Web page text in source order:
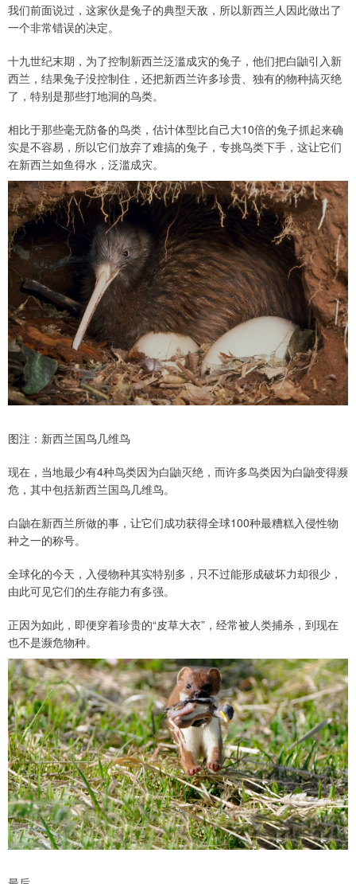
我们前面说过，这家伙是兔子的典型天敌，所以新西兰人因此做出了
一个非常错误的决定。
十九世纪末期，为了控制新西兰泛滥成灾的兔子，他们把白鼬引入新
西兰，结果兔子没控制住，还把新西兰许多珍贵、独有的物种搞灭绝
了，特别是那些打地洞的鸟类。
相比于那些毫无防备的鸟类，估计体型比自己大10倍的兔子抓起来确
实是不容易，所以它们放弃了难搞的兔子，专挑鸟类下手，这让它们
在新西兰如鱼得水，泛滥成灾。
图注：新西兰国鸟几维鸟
​现在，当地最少有4种鸟类因为白鼬灭绝，而许多鸟类因为白鼬变得濒
危，其中包括新西兰国鸟几维鸟。
白鼬在新西兰所做的事，让它们成功获得全球100种最糟糕入侵性物
种之一的称号。
全球化的今天，入侵物种其实特别多，只不过能形成破坏力却很少，
由此可见它们的生存能力有多强。
正因为如此，即便穿着珍贵的“皮草大衣”，经常被人类捕杀，到现在
也不是濒危物种。